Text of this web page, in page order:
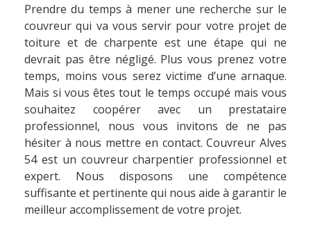
Prendre du temps à mener une recherche sur le
couvreur qui va vous servir pour votre projet de
toiture et de charpente est une étape qui ne
devrait pas être négligé. Plus vous prenez votre
temps, moins vous serez victime d’une arnaque.
Mais si vous êtes tout le temps occupé mais vous
souhaitez coopérer avec un prestataire
professionnel, nous vous invitons de ne pas
hésiter à nous mettre en contact. Couvreur Alves
54 est un couvreur charpentier professionnel et
expert. Nous disposons une compétence
suffisante et pertinente qui nous aide à garantir le
meilleur accomplissement de votre projet.